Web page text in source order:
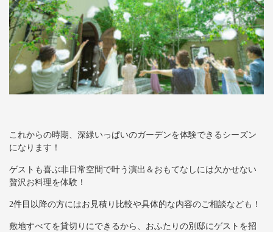
これからの時期、深緑いっぱいのガーデンを体験できるシーズン
になります！
ゲストも喜ぶ非日常空間で叶う演出＆おもてなしには欠かせない
贅沢お料理を体験！
2件目以降の方にはお見積り比較や具体的な内容のご相談なども！
敷地すべてを貸切りにできるから、おふたりの別邸にゲストを招